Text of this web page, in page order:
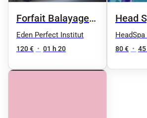
Forfait Balayage
cheveux Mi-
longs+soin+brushing+patine
Eden Perfect Institut
120 € • 01 h 20
Head
Rituel
Offre
80 € •